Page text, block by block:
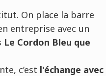
On place la barre
entreprise avec un
Cordon Bleu que
c’est l'échange avec